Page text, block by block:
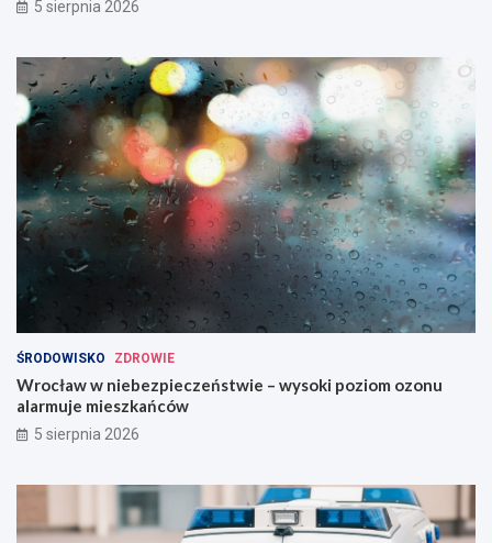
5 sierpnia 2026
ŚRODOWISKO ZDROWIE
Wrocław w niebezpieczeństwie – wysoki poziom ozonu
alarmuje mieszkańców
5 sierpnia 2026